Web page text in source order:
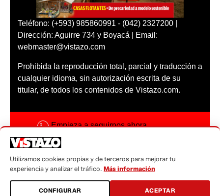
Teléfono: (+593) 985860991 - (042) 2327200 |
Dirección: Aguirre 734 y Boyacá | Email:
webmaster@vistazo.com
Prohibida la reproducción total, parcial y traducción a
cualquier idioma, sin autorización escrita de su
titular, de todos los contenidos de Vistazo.com.
Empieza a seguirnos ahora
Código ética
Sugerencias a:
sugerencias@vistazo.com
Utilizamos cookies propias y de terceros para mejorar tu
experiencia y analizar el tráfico. Más información
CONFIGURAR ACEPTAR